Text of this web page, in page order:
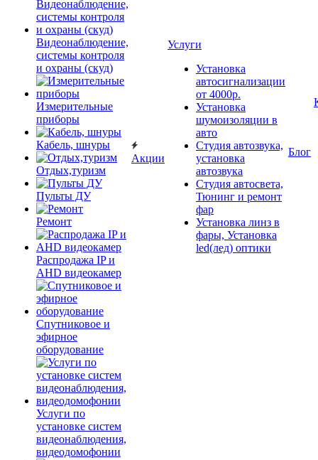
Видеонаблюдение,
системы контроля
и охраны (скуд)
Измерительные
приборы
Кабель, шнуры
Отдых,туризм
Пульты ДУ
Ремонт
Распродажа IP и
AHD видеокамер
Спутниковое и
эфирное
оборудование
Услуги по
установке систем
видеонаблюдения,
видеодомофонии
Акции
Услуги
Установка
автосигнализации
от 4000р.
Установка
шумоизоляции в
авто
Студия автозвука,
установка
автозвука
Студия автосвета,
Тюнинг и ремонт
фар
Установка линз в
фары, Установка
led(лед) оптики
Блог